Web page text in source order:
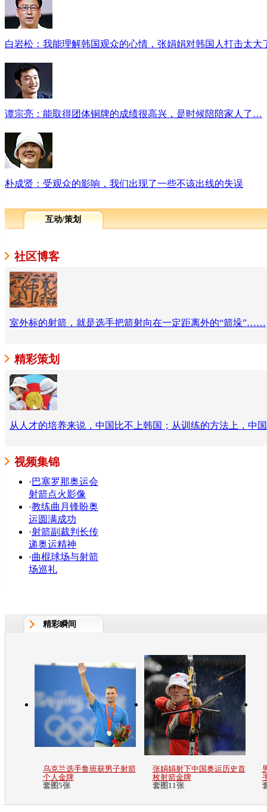
白岩松：我能理解韩国观众的心情，张娟娟对韩国人打击太
谭宗亮：能取得团体铜牌的成绩很高兴，是时候陪陪家人了…
朴成贤：受观众的影响，我们出现了一些不该出线的失误
互动/策划
社区博客
室外标的射箭，就是选手把箭射向在一定距离外的“箭垛”……
精彩策划
从人才的培养来说，中国比不上韩国；从训练的方法上，
视频集锦
·巴塞罗那奥运会
射箭点火影像
·教练曲月锋盼奥
运圆满成功
·射箭副裁判长传
递奥运精神
·曲棍球场与射箭
场巡礼
精彩瞬间
乌克兰选手鲁班获男子射箭
个人金牌
套图5张
张娟娟射下中国奥运历史首
枚射箭金牌
套图11张